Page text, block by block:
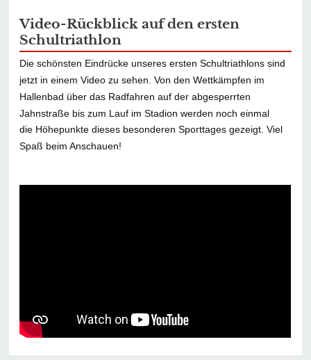
Video-Rückblick auf den ersten
Schultriathlon
Die schönsten Eindrücke unseres ersten Schultriathlons sind
jetzt in einem Video zu sehen. Von den Wettkämpfen im
Hallenbad über das Radfahren auf der abgesperrten
Jahnstraße bis zum Lauf im Stadion werden noch einmal
die Höhepunkte dieses besonderen Sporttages gezeigt. Viel
Spaß beim Anschauen!